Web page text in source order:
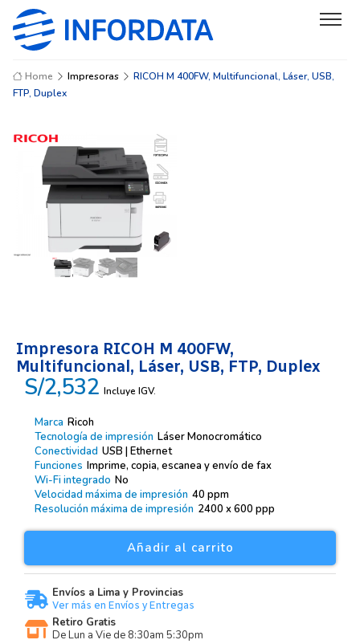
Home Impresoras
RICOH M 400FW, Multifuncional, Láser, USB,
FTP, Duplex
Impresora RICOH M 400FW,
Multifuncional, Láser, USB, FTP, Duplex
Marca Ricoh
Tecnología de impresión Láser Monocromático
Conectividad USB | Ethernet
Funciones Imprime, copia, escanea y envío de fax
Wi-Fi integrado No
Velocidad máxima de impresión 40 ppm
Resolución máxima de impresión 2400 x 600 ppp
S/2,532 Incluye IGV.
Añadir al carrito
Envíos a Lima y Provincias
Ver más en Envíos y Entregas
Retiro Gratis
De Lun a Vie de 8:30am 5:30pm